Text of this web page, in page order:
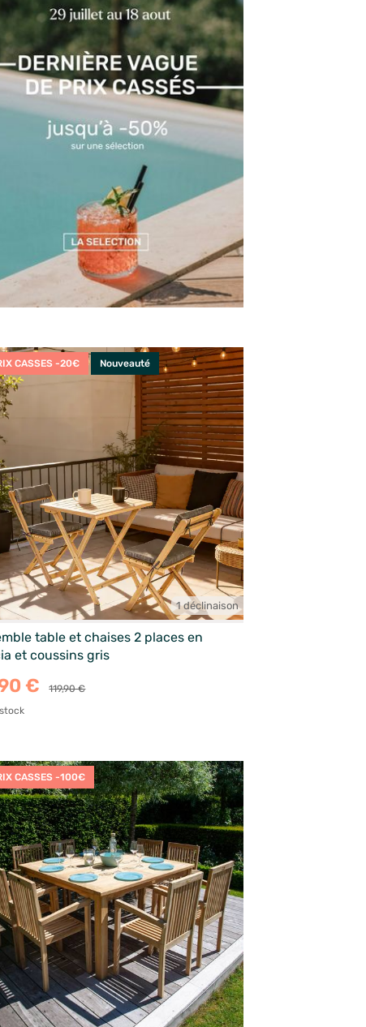
CASSES -20€ Nouveauté
1 déclinaison
table et chaises 2 places en
et coussins gris
€
119,90 €
CASSES -100€